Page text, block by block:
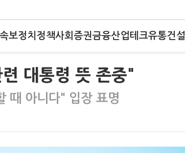
속보정치 정책사회 증권금융산업테크유통건설
대통령 뜻 존중"
때 아니다" 입장 표명